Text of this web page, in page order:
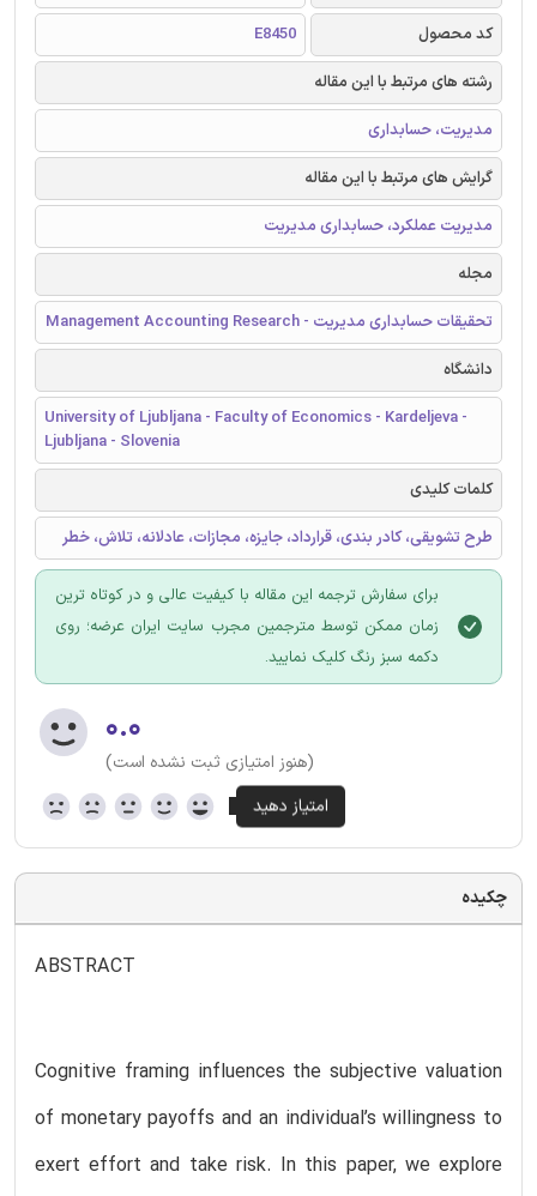
کد محصول
E8450
رشته های مرتبط با این مقاله
مدیریت، حسابداری
گرایش های مرتبط با این مقاله
مدیریت عملکرد، حسابداری مدیریت
مجله
تحقیقات حسابداری مدیریت - Management Accounting Research
دانشگاه
University of Ljubljana - Faculty of Economics - Kardeljeva -
Ljubljana - Slovenia
کلمات کلیدی
طرح تشویقی، کادر بندی، قرارداد، جایزه، مجازات، عادلانه، تلاش، خطر
برای سفارش ترجمه این مقاله با کیفیت عالی و در کوتاه ترین
زمان ممکن توسط مترجمین مجرب سایت ایران عرضه؛ روی
دکمه سبز رنگ کلیک نمایید.
۰.۰
(هنوز امتیازی ثبت نشده است)
چکیده
ABSTRACT
Cognitive framing influences the subjective valuation
of monetary payoffs and an individual’s willingness to
exert effort and take risk. In this paper, we explore